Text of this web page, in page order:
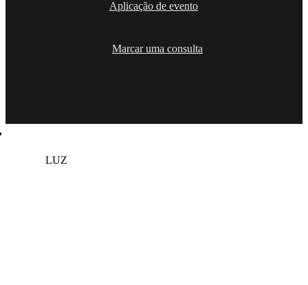
Aplicação de evento
Marcar uma consulta
LUZ